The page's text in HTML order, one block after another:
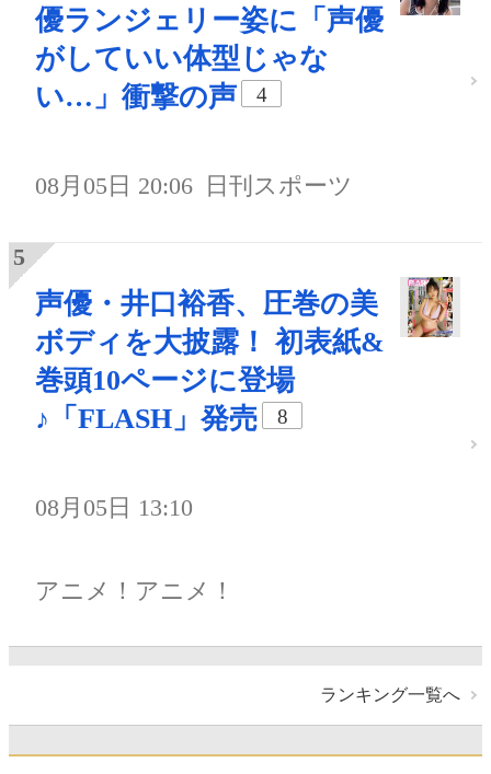
優ランジェリー姿に「声優
がしていい体型じゃな
い…」衝撃の声
4
08月05日 20:06 日刊スポーツ
声優・井口裕香、圧巻の美
ボディを大披露！ 初表紙&
巻頭10ページに登場
♪「FLASH」発売
8
08月05日 13:10
アニメ！アニメ！
ランキング一覧へ